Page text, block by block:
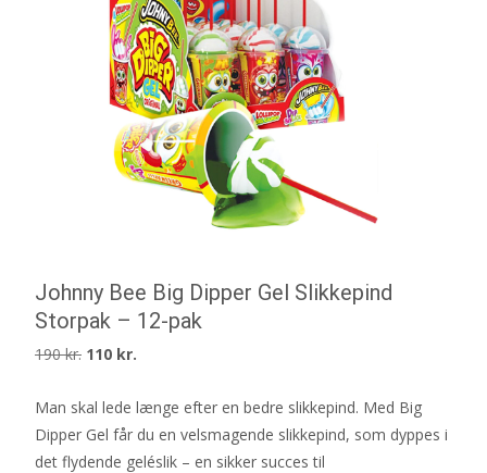
Johnny Bee Big Dipper Gel Slikkepind
Storpak – 12-pak
190kr. Den
pris
var:
190 kr..
110 kr.
pris
er:
110 kr..
Man skal lede længe efter en bedre slikkepind. Med Big
Dipper Gel får du en velsmagende slikkepind, som dyppes i
det flydende geléslik – en sikker succes til